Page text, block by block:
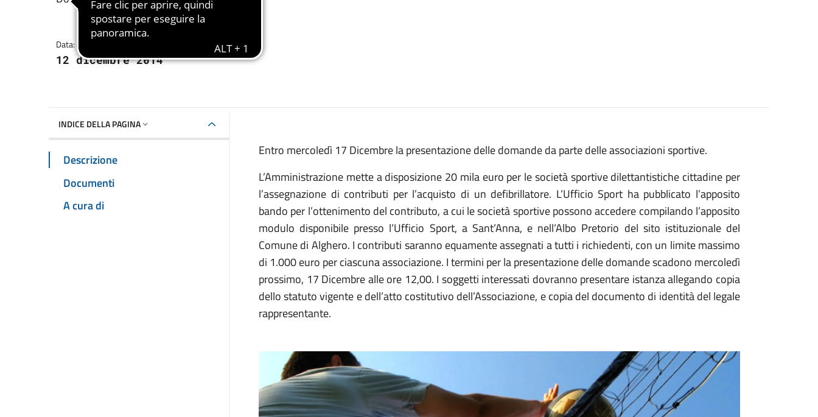
Data:
12 dicembre 2014
INDICE DELLA PAGINA
Descrizione
Documenti
A cura di
Entro mercoledì 17 Dicembre la presentazione delle domande da parte delle associazioni sportive.
L’Amministrazione mette a disposizione 20 mila euro per le società sportive dilettantistiche cittadine per
l’assegnazione di contributi per l’acquisto di un defibrillatore. L’Ufficio Sport ha pubblicato l’apposito
bando per l’ottenimento del contributo, a cui le società sportive possono accedere compilando l’apposito
modulo disponibile presso l’Ufficio Sport, a Sant’Anna, e nell’Albo Pretorio del sito istituzionale del
Comune di Alghero. I contributi saranno equamente assegnati a tutti i richiedenti, con un limite massimo
di 1.000 euro per ciascuna associazione. I termini per la presentazione delle domande scadono mercoledì
prossimo, 17 Dicembre alle ore 12,00. I soggetti interessati dovranno presentare istanza allegando copia
dello statuto vigente e dell’atto costitutivo dell’Associazione, e copia del documento di identità del legale
rappresentante.